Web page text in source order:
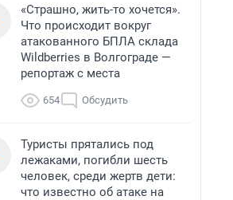
«Страшно, жить-то хочется».
Что происходит вокруг
атакованного БПЛА склада
Wildberries в Волгограде —
репортаж с места
654 Обсудить
Туристы прятались под
лежаками, погибли шесть
человек, среди жертв дети:
что известно об атаке на